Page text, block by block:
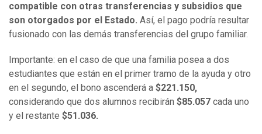
compatible con otras transferencias y subsidios que
son otorgados por el Estado. Así, el pago podría resultar
fusionado con las demás transferencias del grupo familiar.
Importante: en el caso de que una familia posea a dos
estudiantes que están en el primer tramo de la ayuda y otro
en el segundo, el bono ascenderá a $221.150,
considerando que dos alumnos recibirán $85.057 cada uno
y el restante $51.036.